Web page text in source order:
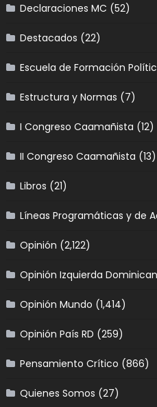
Declaraciones MC (52)
Destacados (22)
Escuela de Formación
Estructura y Normas (7)
I Congreso Caamañista (12)
II Congreso Caamañista (13)
Libros (21)
Líneas Programáticas y de
Opinión (2,122)
Opinión Izquierda
Opinión Mundo (1,414)
Opinión País RD (259)
Pensamiento Crítico (866)
Quienes Somos (27)